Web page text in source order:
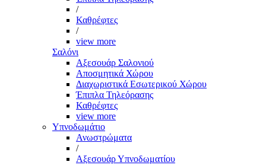
/
Καθρέφτες
/
view more
Σαλόνι
Αξεσουάρ Σαλονιού
Αποσμητικά Χώρου
Διαχωριστικά Εσωτερικού Χώρου
Έπιπλα Τηλεόρασης
Καθρέφτες
view more
Υπνοδωμάτιο
Ανωστρώματα
/
Αξεσουάρ Υπνοδωματίου